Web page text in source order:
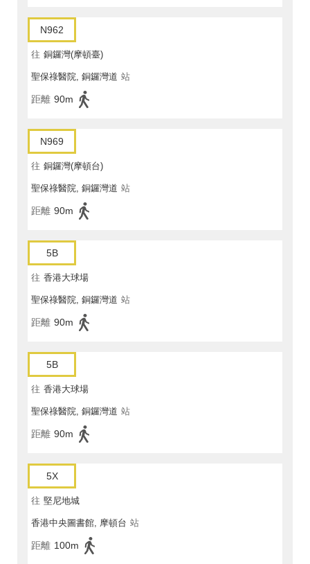
N962
往 銅鑼灣(摩頓臺)
聖保祿醫院, 銅鑼灣道 站
距離 90m
N969
往 銅鑼灣(摩頓台)
聖保祿醫院, 銅鑼灣道 站
距離 90m
5B
往 香港大球場
聖保祿醫院, 銅鑼灣道 站
距離 90m
5B
往 香港大球場
聖保祿醫院, 銅鑼灣道 站
距離 90m
5X
往 堅尼地城
香港中央圖書館, 摩頓台 站
距離 100m